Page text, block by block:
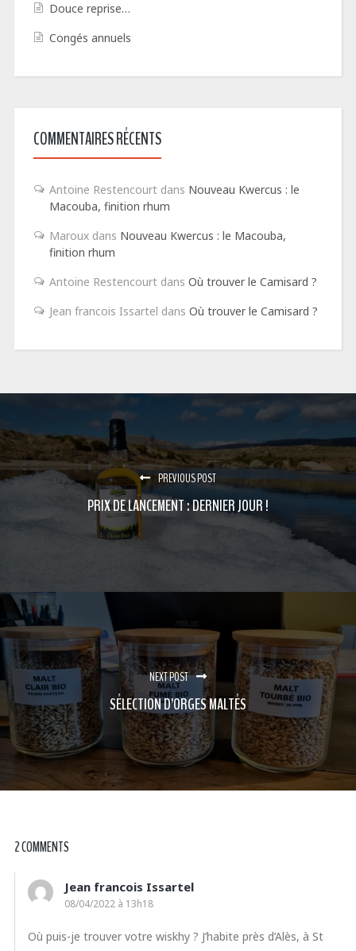
Douce reprise…
Congés annuels
COMMENTAIRES RÉCENTS
Antoine Restencourtdans Nouveau Kwercus : le
Macouba, finition rhum
Marouxdans Nouveau Kwercus : le Macouba,
finition rhum
Antoine Restencourtdans Où trouver le Camisard ?
Jean francois Issartel dans Où trouver le Camisard ?
PREVIOUS POST
PRIX DE LANCEMENT : DERNIER JOUR !
NEXT POST
SÉLECTION D’ORGES MALTÉS
2 COMMENTS
Jean francois Issartel
08/04/2022 à 13h18
Où puis-je trouver votre wiskhy ? J’habite près d’Alès, à St